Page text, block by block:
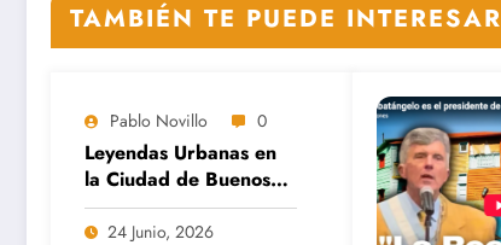
TAMBIÉN TE PUEDE INTERESAR
Pablo Novillo 0
Leyendas Urbanas en
la Ciudad de Buenos
Aires
24 Junio, 2026